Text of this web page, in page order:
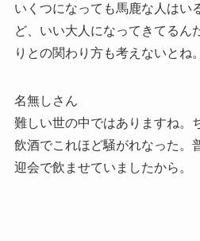
いくつになっても馬鹿な人はい
ど、いい大人になってきてるん
りとの関わり方も考えないとね。
名無しさん
難しい世の中ではありますね。
飲酒でこれほど騒がれなった。
迎会で飲ませていましたから。